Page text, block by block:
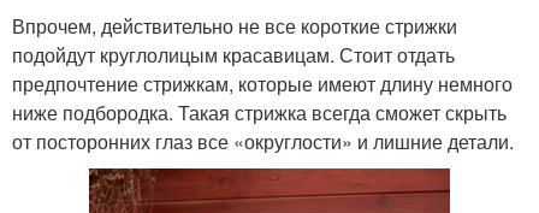
Впрочем, действительно не все короткие стрижки
подойдут круглолицым красавицам. Стоит отдать
предпочтение стрижкам, которые имеют длину немного
ниже подбородка. Такая стрижка всегда сможет скрыть
от посторонних глаз все «округлости» и лишние детали.